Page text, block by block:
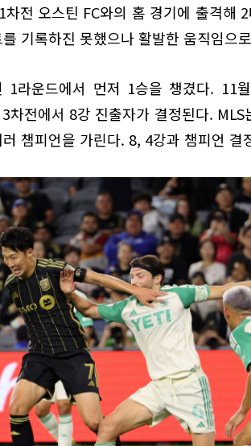
전 오스틴 FC와의 홈 경기에 출격해
기록하진 못했으나 활발한 움직임으
1라운드에서 먼저 1승을 챙겼다. 11
차전에서 8강 진출자가 결정된다. MLS
챔피언을 가린다. 8, 4강과 챔피언 결